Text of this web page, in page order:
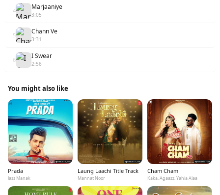
4 Marjaaniye
3:05
5 Chann Ve
3:31
6 I Swear
2:56
You might also like
Prada
Jass Manak
Laung Laachi Title Track
Mannat Noor
Cham Cham
Kaka, Agaazz, Yahia Alaa